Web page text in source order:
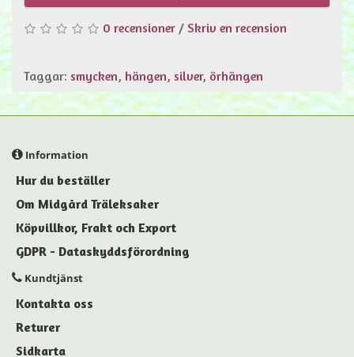
0 recensioner / Skriv en recension
Taggar: smycken, hängen, silver, örhängen
Information
Hur du beställer
Om Midgård Träleksaker
Köpvillkor, Frakt och Export
GDPR - Dataskyddsförordning
Kundtjänst
Kontakta oss
Returer
Sidkarta